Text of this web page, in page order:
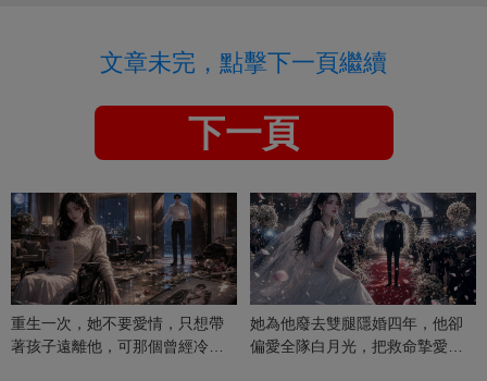
文章未完，點擊下一頁繼續
下一頁
重生一次，她不要愛情，只想帶
著孩子遠離他，可那個曾經冷漠
她為他廢去雙腿隱婚四年，他卻
偏愛全隊白月光，把救命摯愛當